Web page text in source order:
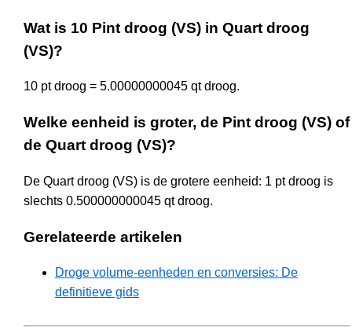
Wat is 10 Pint droog (VS) in Quart droog
(VS)?
10 pt droog = 5.00000000045 qt droog.
Welke eenheid is groter, de Pint droog (VS) of
de Quart droog (VS)?
De Quart droog (VS) is de grotere eenheid: 1 pt droog is
slechts 0.500000000045 qt droog.
Gerelateerde artikelen
Droge volume-eenheden en conversies: De
definitieve gids